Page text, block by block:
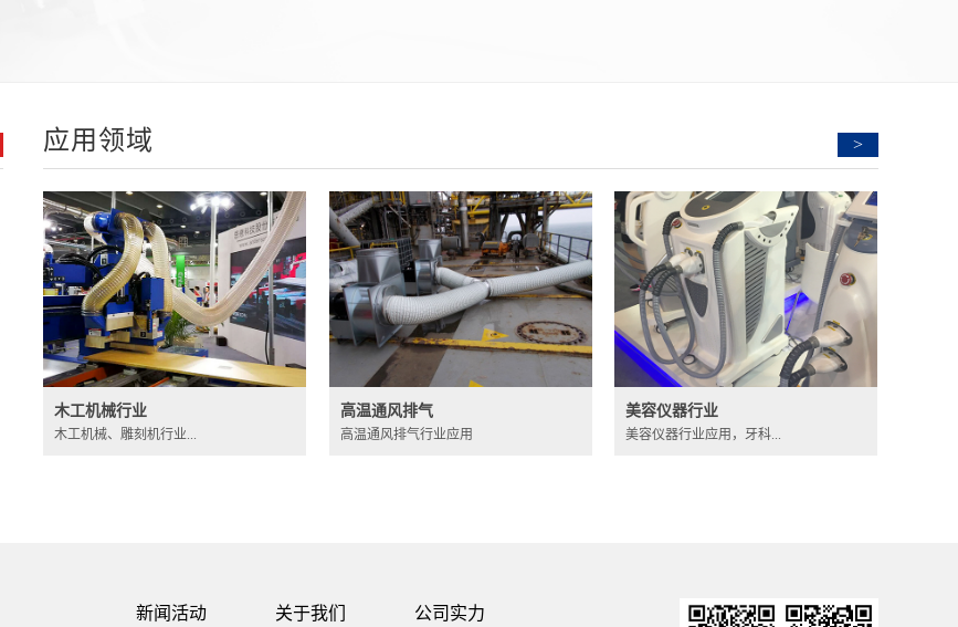
应用领域 >
木工机械行业
木工机械、雕刻机行业...
高温通风排气
高温通风排气行业应用
美容仪器行业
美容仪器行业应用，牙科...
新闻活动 关于我们 公司实力